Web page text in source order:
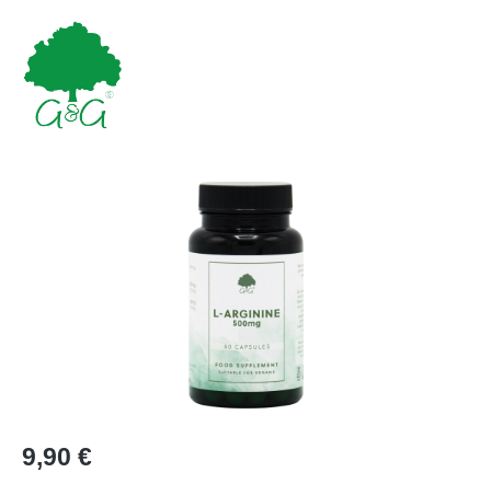
Bildergalerie überspringen
Regulärer Preis:
9,90 €